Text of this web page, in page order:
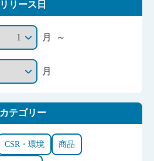
リリース日
月 ～
月
カテゴリー
CSR・環境 商品